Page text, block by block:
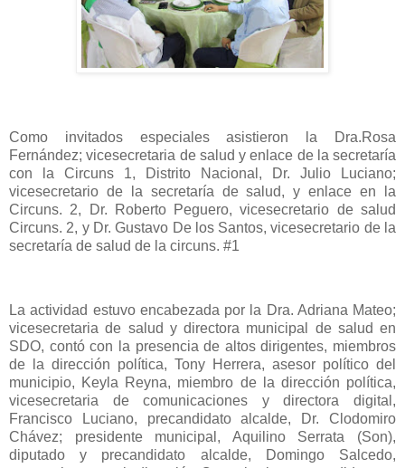
Como invitados especiales asistieron la Dra.Rosa
Fernández; vicesecretaria de salud y enlace de la secretaría
con la Circuns 1, Distrito Nacional, Dr. Julio Luciano;
vicesecretario de la secretaría de salud, y enlace en la
Circuns. 2, Dr. Roberto Peguero, vicesecretario de salud
Circuns. 2, y Dr. Gustavo De los Santos, vicesecretario de la
secretaría de salud de la circuns. #1
La actividad estuvo encabezada por la Dra. Adriana Mateo;
vicesecretaria de salud y directora municipal de salud en
SDO, contó con la presencia de altos dirigentes, miembros
de la dirección política, Tony Herrera, asesor político del
municipio, Keyla Reyna, miembro de la dirección política,
vicesecretaria de comunicaciones y directora digital,
Francisco Luciano, precandidato alcalde, Dr. Clodomiro
Chávez; presidente municipal, Aquilino Serrata (Son),
diputado y precandidato alcalde, Domingo Salcedo,